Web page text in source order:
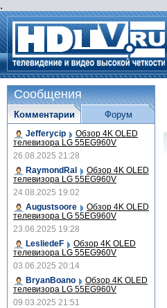
.
Сообщения
Комментарии
Jefferycip Обзор 4K OLED
телевизора LG 55EG960V
26.08.2025 21:28
RaymondRal
Обзор 4K OLED
телевизора LG 55EG960V
24.08.2025 19:02
Augustsoore
Обзор 4K OLED
телевизора LG 55EG960V
23.06.2025 19:28
LesliedeF
Обзор 4K OLED
телевизора LG 55EG960V
03.06.2025 20:14
BryanBoano
Обзор 4K OLED
телевизора LG 55EG960V
09.03.2025 21:51
Форум